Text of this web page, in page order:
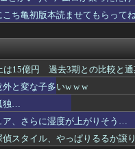
3期との比較と通期95億円計...
いるけど「強いおばさん」はい
される…
いｗｗｗｗ
覚まし時計がこちら…凄すぎる…
の入手ルート持ってるような半
・
立て直し、再び李牧を討つため
よ…
」2026年8月発売商品【発売ス
やつはどんなの？
こち亀初版本読ませてもらっ
は15億円 過去3期との比較と
外と変な子多いw w w
独…
ア、さらに湿度が上がりそう…
スタイル、やっぱりるるか譲